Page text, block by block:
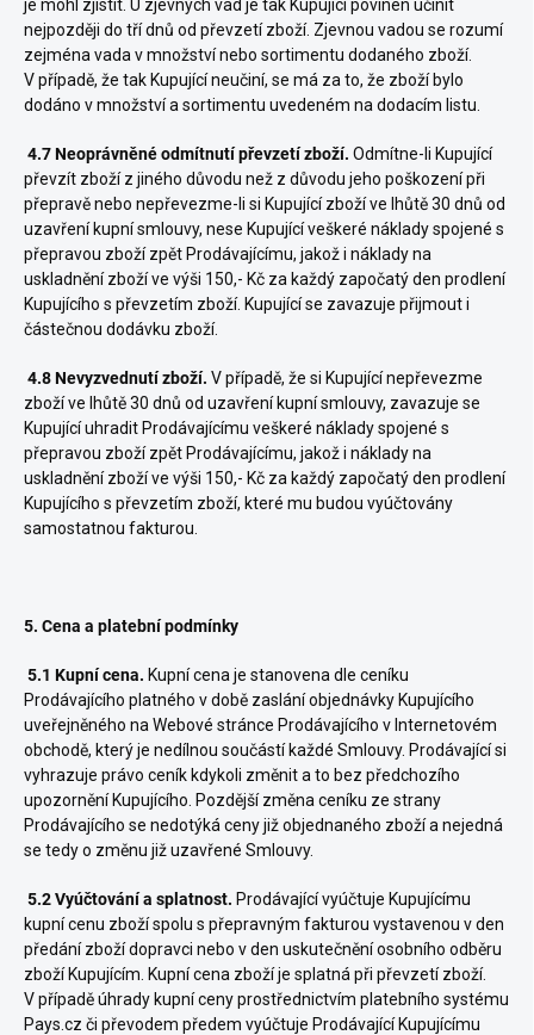
je mohl zjistit. U zjevných vad je tak Kupující povinen učinit
nejpozději do tří dnů od převzetí zboží. Zjevnou vadou se rozumí
zejména vada v množství nebo sortimentu dodaného zboží.
V případě, že tak Kupující neučiní, se má za to, že zboží bylo
dodáno v množství a sortimentu uvedeném na dodacím listu.
4.7 Neoprávněné odmítnutí převzetí zboží. Odmítne-li Kupující
převzít zboží z jiného důvodu než z důvodu jeho poškození při
přepravě nebo nepřevezme-li si Kupující zboží ve lhůtě 30 dnů od
uzavření kupní smlouvy, nese Kupující veškeré náklady spojené s
přepravou zboží zpět Prodávajícímu, jakož i náklady na
uskladnění zboží ve výši 150,- Kč za každý započatý den prodlení
Kupujícího s převzetím zboží. Kupující se zavazuje přijmout i
částečnou dodávku zboží.
4.8 Nevyzvednutí zboží. V případě, že si Kupující nepřevezme
zboží ve lhůtě 30 dnů od uzavření kupní smlouvy, zavazuje se
Kupující uhradit Prodávajícímu veškeré náklady spojené s
přepravou zboží zpět Prodávajícímu, jakož i náklady na
uskladnění zboží ve výši 150,- Kč za každý započatý den prodlení
Kupujícího s převzetím zboží, které mu budou vyúčtovány
samostatnou fakturou.
5. Cena a platební podmínky
5.1 Kupní cena. Kupní cena je stanovena dle ceníku
Prodávajícího platného v době zaslání objednávky Kupujícího
uveřejněného na Webové stránce Prodávajícího v Internetovém
obchodě, kterýje nedílnou součástí každé Smlouvy. Prodávající si
vyhrazuje právo ceník kdykoli změnit a to bez předchozího
upozornění Kupujícího. Pozdější změna ceníku ze strany
Prodávajícího se nedotýká ceny již objednaného zboží a nejedná
se tedy o změnu již uzavřené Smlouvy.
5.2 Vyúčtování a splatnost. Prodávající vyúčtuje Kupujícímu
kupní cenu zboží spolu s přepravným fakturou vystavenou v den
předání zboží dopravci nebo v den uskutečnění osobního odběru
zboží Kupujícím. Kupní cena zboží je splatná při převzetí zboží.
V případě úhrady kupní ceny prostřednictvím platebního systému
Pays.cz či převodem předem vyúčtuje Prodávající Kupujícímu